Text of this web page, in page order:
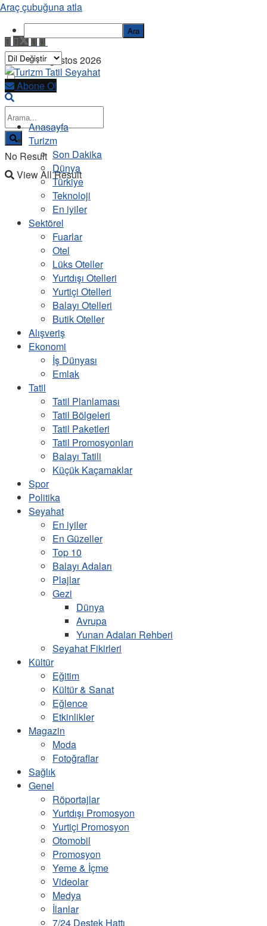
Cuma, 7 Ağustos 2026
No Result
View All Result
Abone Ol
Anasayfa
Turizm
Son Dakika
Dünya
Türkiye
Teknoloji
En iyiler
Sektörel
Fuarlar
Otel
Lüks Oteller
Yurtdışı Otelleri
Yurtiçi Otelleri
Balayı Otelleri
Butik Oteller
Alışveriş
Ekonomi
İş Dünyası
Emlak
Tatil
Tatil Planlaması
Tatil Bölgeleri
Tatil Paketleri
Tatil Promosyonları
Balayı Tatili
Küçük Kaçamaklar
Spor
Politika
Seyahat
En iyiler
En Güzeller
Top 10
Balayı Adaları
Plajlar
Gezi
Dünya
Avrupa
Yunan Adaları Rehberi
Seyahat Fikirleri
Kültür
Eğitim
Kültür & Sanat
Eğlence
Etkinlikler
Magazin
Moda
Fotoğraflar
Sağlık
Genel
Röportajlar
Yurtdışı Promosyon
Yurtiçi Promosyon
Otomobil
Promosyon
Yeme & İçme
Videolar
Medya
İlanlar
7/24 Destek Hattı
Araç çubuğuna atla
Ara